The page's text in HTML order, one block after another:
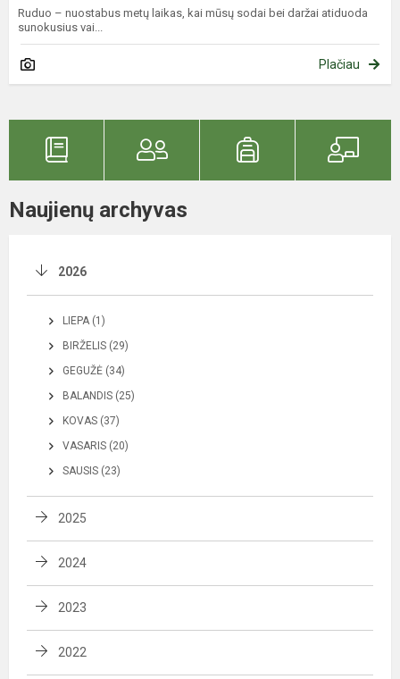
Ruduo – nuostabus metų laikas, kai mūsų sodai bei daržai atiduoda
sunokusius vai...
Plačiau
Naujienų archyvas
2026
LIEPA (1)
BIRŽELIS (29)
GEGUŽĖ (34)
BALANDIS (25)
KOVAS (37)
VASARIS (20)
SAUSIS (23)
2025
2024
2023
2022